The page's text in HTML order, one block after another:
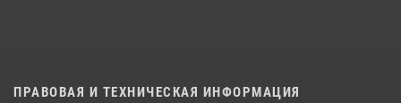
ПРАВОВАЯ И ТЕХНИЧЕСКАЯ ИНФОРМАЦИЯ